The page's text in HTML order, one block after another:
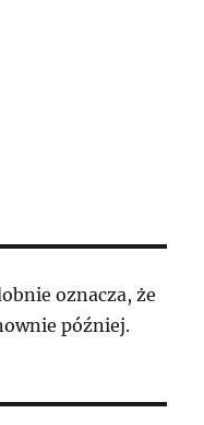
oznacza, że
później.